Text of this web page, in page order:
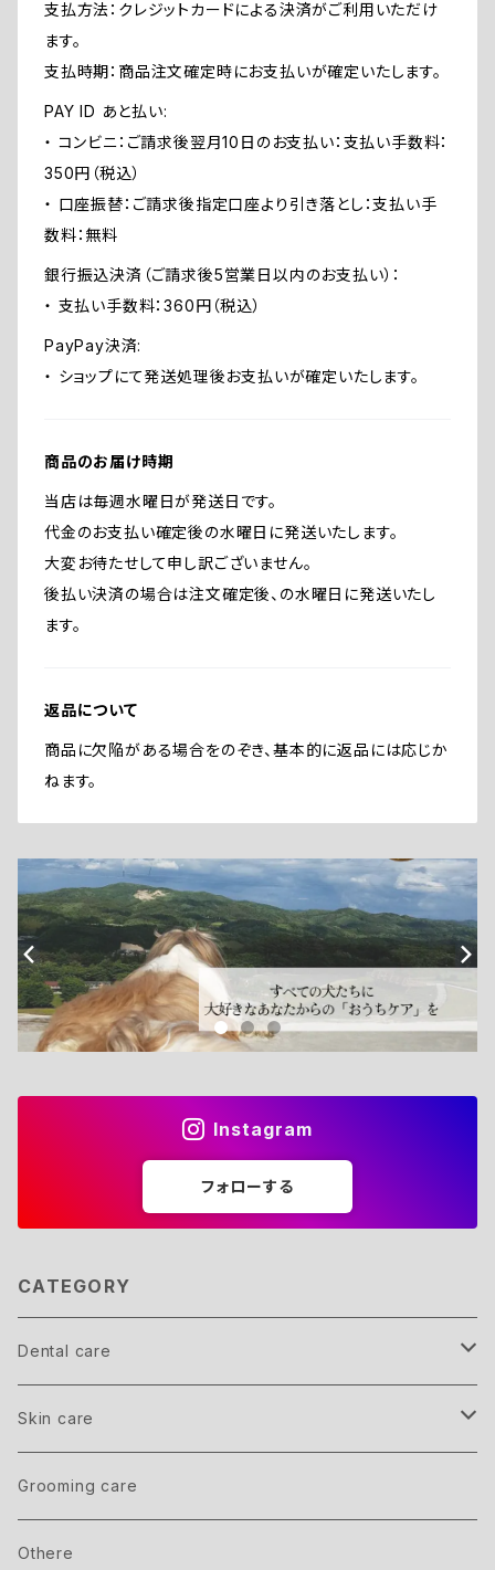
支払方法：クレジットカードによる決済がご利用いただけ
ます。
支払時期：商品注文確定時にお支払いが確定いたします。
PAY ID あと払い:
・ コンビニ：ご請求後翌月10日のお支払い：支払い手数料：
350円（税込）
・ 口座振替：ご請求後指定口座より引き落とし：支払い手
数料：無料
銀行振込決済（ご請求後5営業日以内のお支払い）：
・ 支払い手数料：360円（税込）
PayPay決済:
・ ショップにて発送処理後お支払いが確定いたします。
商品のお届け時期
当店は毎週水曜日が発送日です。
代金のお支払い確定後の水曜日に発送いたします。
大変お待たせして申し訳ございません。
後払い決済の場合は注文確定後、の水曜日に発送いたし
ます。
返品について
商品に欠陥がある場合をのぞき、基本的に返品には応じか
ねます。
Instagram
フォローする
CATEGORY
Dental care
Member
Skin care
inner care
outer care
Grooming care
Othere